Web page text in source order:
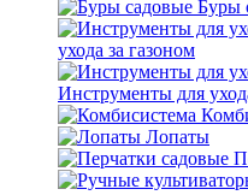
Буры
ухода за газоном
Инструменты для
Лопаты